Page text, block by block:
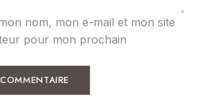
nom, mon e-mail et mon site
pour mon prochain